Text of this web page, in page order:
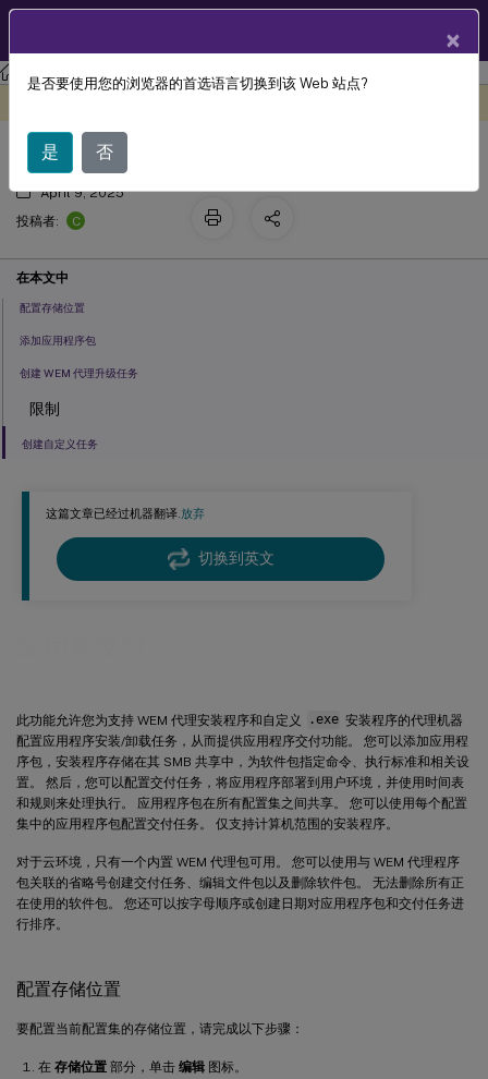
工作区环境管理 Workspace Environment Management 服务
这篇文章已经过机器翻译.放弃
切换到英文
此功能允许您为支持 WEM 代理安装程序和自定义 .exe 安装程序的代理机器
配置应用程序安装/卸载任务，从而提供应用程序交付功能。 您可以添加应用程
序包，安装程序存储在其 SMB 共享中，为软件包指定命令、执行标准和相关设
置。 然后，您可以配置交付任务，将应用程序部署到用户环境，并使用时间表
和规则来处理执行。 应用程序包在所有配置集之间共享。 您可以使用每个配置
集中的应用程序包配置交付任务。 仅支持计算机范围的安装程序。
对于云环境，只有一个内置 WEM 代理包可用。 您可以使用与 WEM 代理程序
包关联的省略号创建交付任务、编辑文件包以及删除软件包。 无法删除所有正
在使用的软件包。 您还可以按字母顺序或创建日期对应用程序包和交付任务进
行排序。
配置存储位置
要配置当前配置集的存储位置，请完成以下步骤：
在 存储位置 部分，单击 编辑 图标。
应用包交付
April 9, 2025
投稿者:
C
在本文中
配置存储位置
添加应用程序包
创建 WEM 代理升级任务
限制
创建自定义任务
×
是否要使用您的浏览器的首选语言切换到该 Web 站点?
是 否